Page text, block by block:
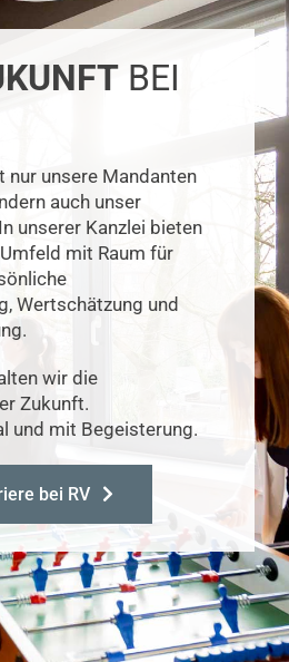
BEI
nur unsere Mandanten
auch unser
unserer Kanzlei bieten
mit Raum für
Wertschätzung und
wir die
Zukunft.
und mit Begeisterung.
bei RV